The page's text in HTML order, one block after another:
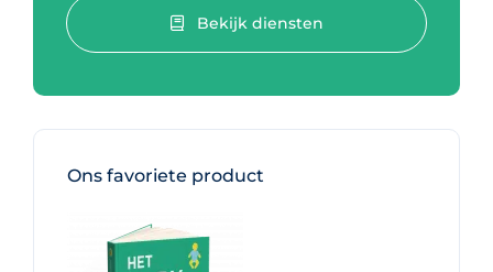
Bekijk diensten
Ons favoriete product